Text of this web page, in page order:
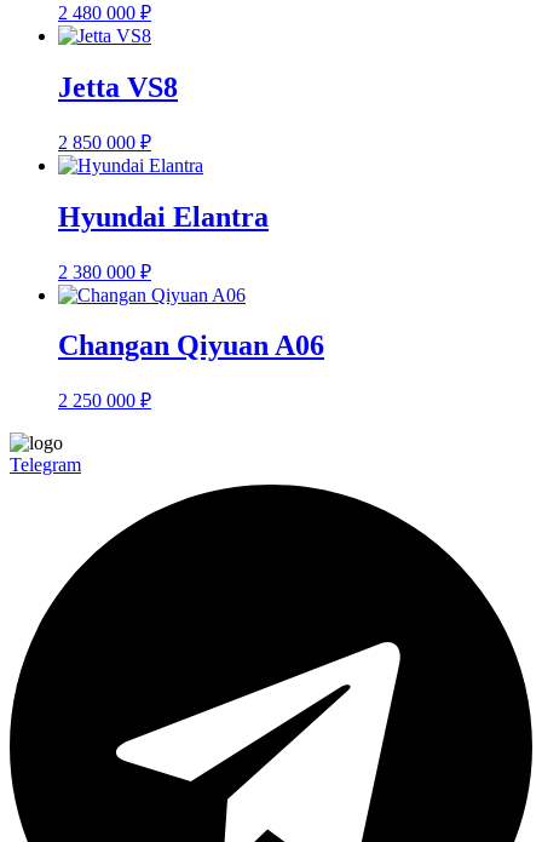
2 480 000 ₽
Jetta VS8
2 850 000 ₽
Hyundai Elantra
2 380 000 ₽
Changan Qiyuan A06
2 250 000 ₽
Telegram